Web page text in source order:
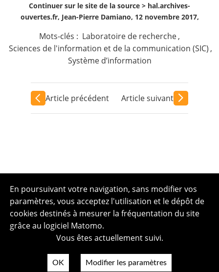
Continuer sur le site de la source > hal.archives-
ouvertes.fr, Jean-Pierre Damiano, 12 novembre 2017,
Mots-clés : Laboratoire de recherche ,
Sciences de l'information et de la communication (SIC) ,
Système d’information
Article précédent Article suivant
En poursuivant votre navigation, sans modifier vos
paramètres, vous acceptez l'utilisation et le dépôt de
cookies destinés à mesurer la fréquentation du site
grâce au logiciel Matomo.
Vous êtes actuellement suivi.
OK Modifier les paramètres